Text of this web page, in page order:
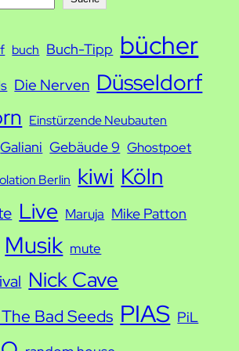
buch Buch-Tipp bücher
Die Nerven Düsseldorf
Einstürzende Neubauten
Galiani Gebäude 9 Ghostpoet
Berlin kiwi Köln
Live Maruja Mike Patton
Musik mute
Nick Cave
Bad Seeds PIAS PiL